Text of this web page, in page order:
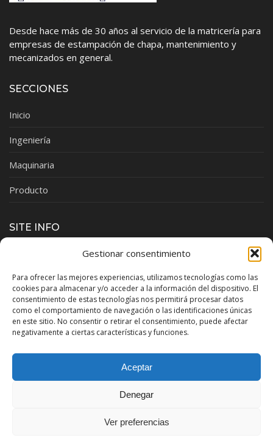
Gestionar consentimiento
Para ofrecer las mejores experiencias, utilizamos tecnologías como las
cookies para almacenar y/o acceder a la información del dispositivo. El
consentimiento de estas tecnologías nos permitirá procesar datos
como el comportamiento de navegación o las identificaciones únicas
en este sitio. No consentir o retirar el consentimiento, puede afectar
negativamente a ciertas características y funciones.
Aceptar
Denegar
Ver preferencias
Desde hace más de 30 años al servicio de la matricería para
empresas de estampación de chapa, mantenimiento y
mecanizados en general.
SECCIONES
Inicio
Ingeniería
Maquinaria
Producto
SITE INFO
Política de privacidad
Aviso Legal
Política de cookies
HORARIO DE OFICINA
7:00 a 17:00h